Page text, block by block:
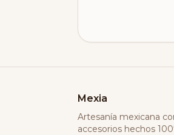
Mexia
Artesanía mexicana
accesorios hechos